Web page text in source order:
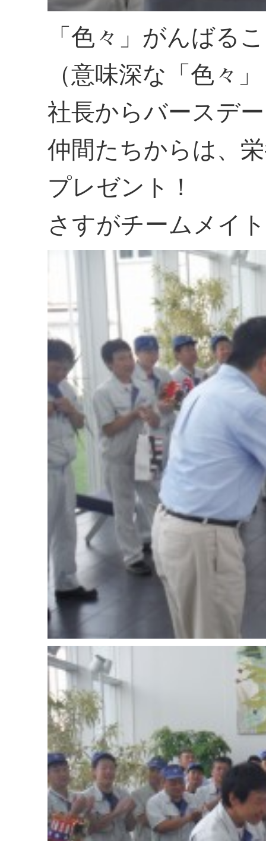
「色々」がんばる
（意味深な「色々
社長からバースデ
仲間たちからは、
プレゼント！
さすがチームメイ